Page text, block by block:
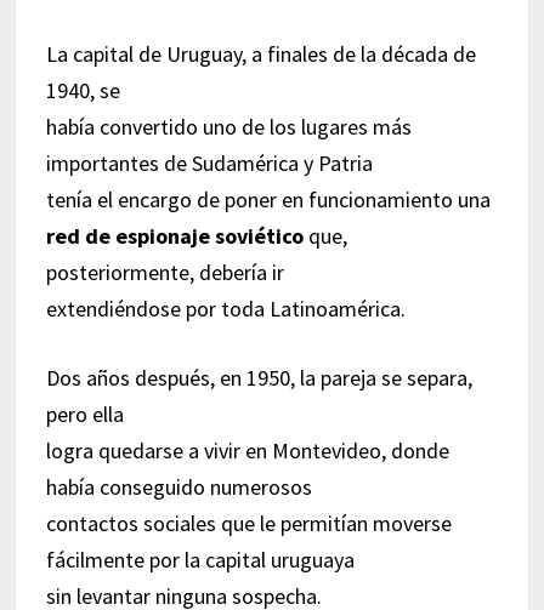
La capital de Uruguay, a finales de la década de
1940, se
había convertido uno de los lugares más
importantes de Sudamérica y Patria
tenía el encargo de poner en funcionamiento una
red de espionaje soviético que,
posteriormente, debería ir
extendiéndose por toda Latinoamérica.
Dos años después, en 1950, la pareja se separa,
pero ella
logra quedarse a vivir en Montevideo, donde
había conseguido numerosos
contactos sociales que le permitían moverse
fácilmente por la capital uruguaya
sin levantar ninguna sospecha.